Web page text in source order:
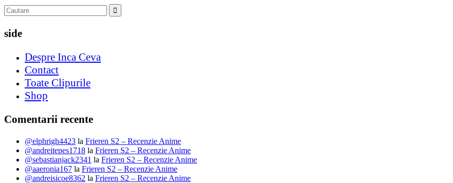
side
Despre Inca Ceva
Contact
Toate Clipurile
Shop
Comentarii recente
@elphrigh4423 la Frieren S2 – Recenzie Anime
@andreitepes1718 la Frieren S2 – Recenzie Anime
@sebastianjack2341 la Frieren S2 – Recenzie Anime
@aaeronia167 la Frieren S2 – Recenzie Anime
@andreisicoe8362 la Frieren S2 – Recenzie Anime